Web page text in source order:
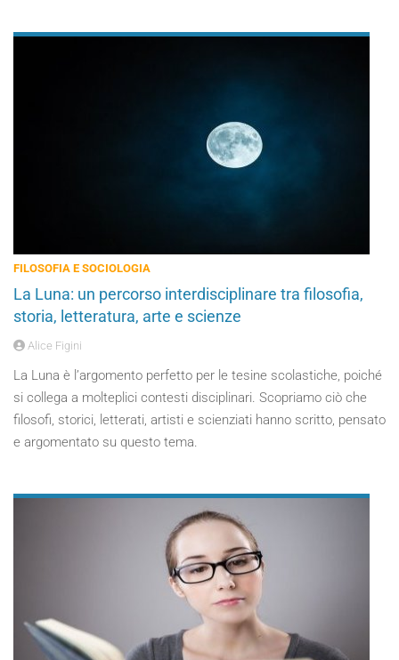
FILOSOFIA E SOCIOLOGIA
La Luna: un percorso interdisciplinare tra filosofia,
storia, letteratura, arte e scienze
Alice Figini
La Luna è l’argomento perfetto per le tesine scolastiche, poiché
si collega a molteplici contesti disciplinari. Scopriamo ciò che
filosofi, storici, letterati, artisti e scienziati hanno scritto, pensato
e argomentato su questo tema.